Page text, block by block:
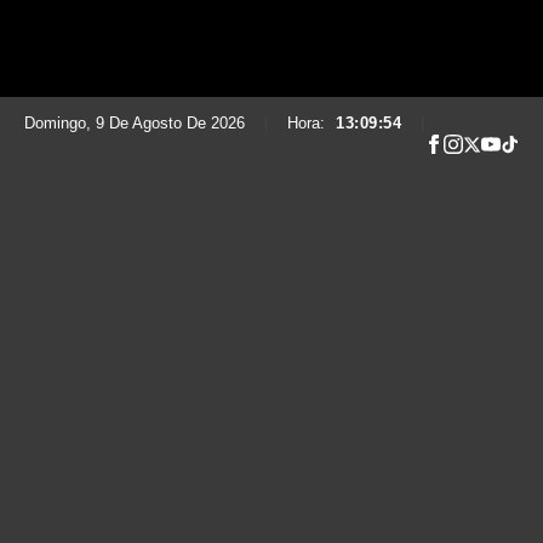
Domingo, 9 De Agosto De 2026 Hora: 13:09:55